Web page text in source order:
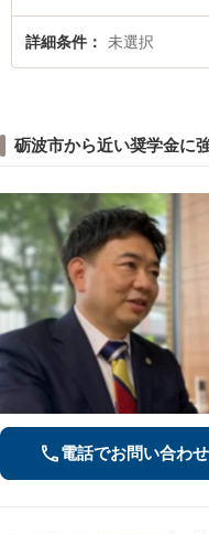
詳細条件 未選択
砺波市から近い奨学金に
電話でお問い合わせ